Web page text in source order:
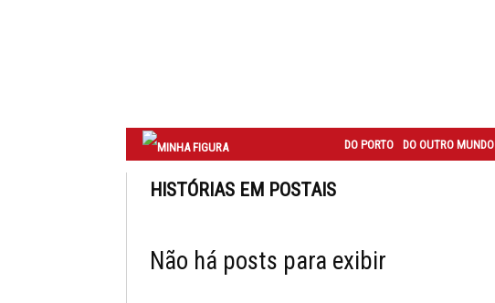
DO PORTO DO OUTRO MUNDO
HISTÓRIAS EM POSTAIS
Não há posts para exibir